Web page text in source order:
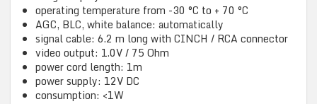
operating temperature from -30 °C to + 70 °C
AGC, BLC, white balance: automatically
signal cable: 6.2 m long with CINCH / RCA connector
video output: 1.0V / 75 Ohm
power cord length: 1m
power supply: 12V DC
consumption: <1W